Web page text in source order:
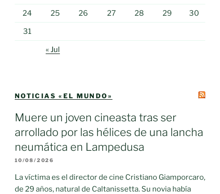
24 25 26 27 28 29 30
31
« Jul
NOTICIAS «EL MUNDO»
Muere un joven cineasta tras ser
arrollado por las hélices de una lancha
neumática en Lampedusa
10/08/2026
La víctima es el director de cine Cristiano Giamporcaro,
de 29 años, natural de Caltanissetta. Su novia había